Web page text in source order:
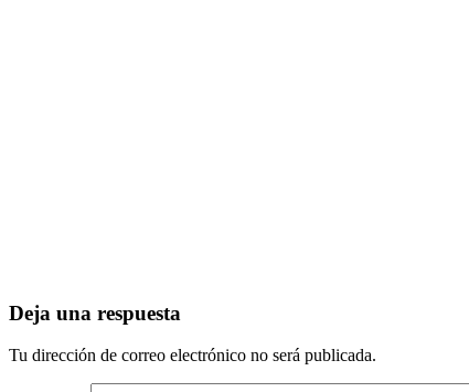
Deja una respuesta
Tu dirección de correo electrónico no será publicada.